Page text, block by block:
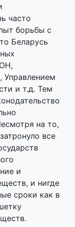
часто
борьбы с
Беларусь
Управлением
и т.д. Тем
на то,
все
и
и нигде
сроки как в